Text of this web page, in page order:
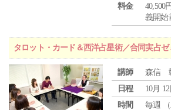
料金
40,500
義開始
タロット・カード＆西洋占星術／合同実占
講師
森信
日程
10月
時間
毎週 （